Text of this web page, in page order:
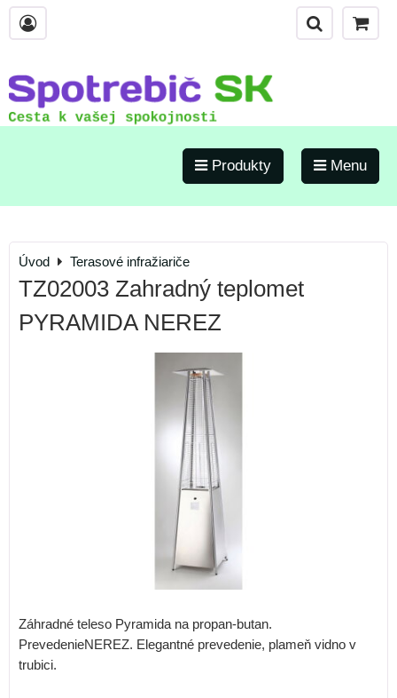
Produkty Menu
Úvod Terasové infražiariče
TZ02003 Zahradný teplomet
PYRAMIDA NEREZ
Záhradné teleso Pyramida na propan-butan.
PrevedenieNEREZ. Elegantné prevedenie, plameň vidno v
trubici.